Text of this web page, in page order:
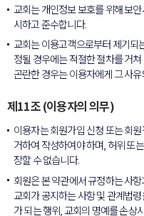
교회는 개인정보 보호를 위해 보
시하고 준수합니다.
교회는 이용고객으로부터 제기되
정될 경우에는 적절한 절차를 거
곤란한 경우는 이용자에게 그 사
제11조 (이용자의 의무)
이용자는 회원가입 신청 또는 회
거하여 작성하여야 하며, 허위 또
장할 수 없습니다.
회원은 본 약관에서 규정하는 사
교회가 공지하는 사항 및 관계법
가 되는 행위, 교회의 명예를 손상